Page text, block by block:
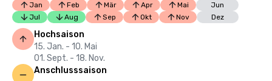
Jan Feb Mär Apr Mai
Jun
Jul
Aug Sep Okt Nov Dez
Hochsaison
15. Jan. - 10. Mai
01. Sept. - 18. Nov.
Anschlusssaison